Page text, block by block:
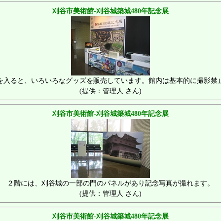
刈谷市美術館-刈谷城築城480年記念展
入ると、いろいろなグッズを販売しています。館内は基本的に撮影禁
(提供：管理人 さん)
刈谷市美術館-刈谷城築城480年記念展
２階には、刈谷城の一部の門のパネルがあり記念写真が撮れます。
(提供：管理人 さん)
刈谷市美術館-刈谷城築城480年記念展